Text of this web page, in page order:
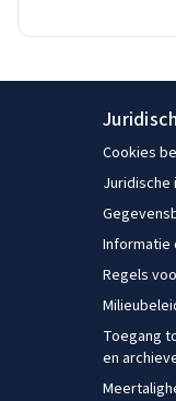
Juridisch
Cookies
Juridische
Informatie
Regels
Toegang
en